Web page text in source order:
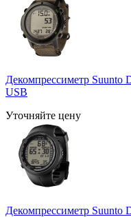
Декомпрессиметр Suunto
USB
Уточняйте цену
Декомпрессиметр Suunto